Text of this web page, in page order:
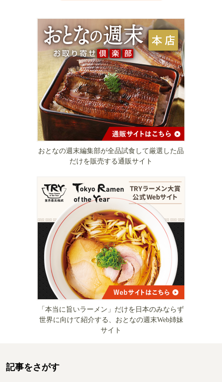
おとなの週末編集部が全品試食して厳選した品
だけを販売する通販サイト
「本当に旨いラーメン」だけを日本のみならず
世界に向けて紹介する、おとなの週末Web姉妹
サイト
記事をさがす